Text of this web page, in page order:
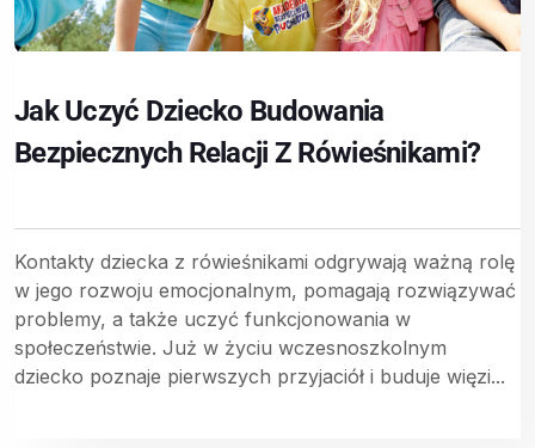
Jak Uczyć Dziecko Budowania
Bezpiecznych Relacji Z Rówieśnikami?
Kontakty dziecka z rówieśnikami odgrywają ważną rolę
w jego rozwoju emocjonalnym, pomagają rozwiązywać
problemy, a także uczyć funkcjonowania w
społeczeństwie. Już w życiu wczesnoszkolnym
dziecko poznaje pierwszych przyjaciół i buduje więzi...